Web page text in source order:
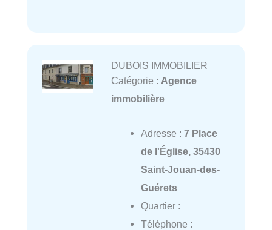
DUBOIS IMMOBILIER
Catégorie : Agence
immobilière
Adresse : 7 Place
de l'Église, 35430
Saint-Jouan-des-
Guérets
Quartier :
Téléphone :